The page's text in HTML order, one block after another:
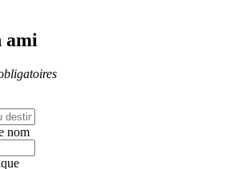
ami
nom